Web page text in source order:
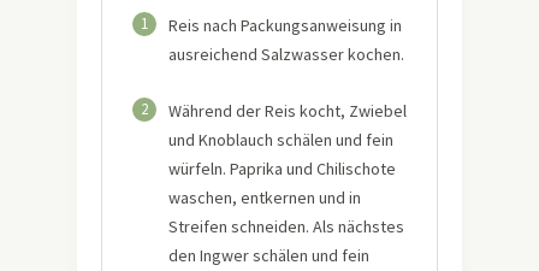
1
Reis nach Packungsanweisung in
ausreichend Salzwasser kochen.
2
Während der Reis kocht, Zwiebel
und Knoblauch schälen und fein
würfeln. Paprika und Chilischote
waschen, entkernen und in
Streifen schneiden. Als nächstes
den Ingwer schälen und fein